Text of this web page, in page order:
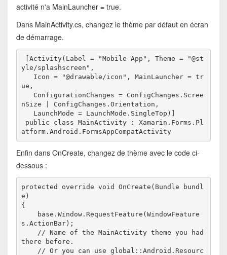
activité n'a MainLauncher = true.
Dans MainActivity.cs, changez le thème par défaut en écran
de démarrage.
yle/splashscreen",
ue,
nSize | ConfigChanges.Orientation,
atform.Android.FormsAppCompatActivity
Enfin dans OnCreate, changez de thème avec le code ci-
dessous :
protected override void OnCreate(Bundle bundl
e)
{
s.ActionBar);
there before.